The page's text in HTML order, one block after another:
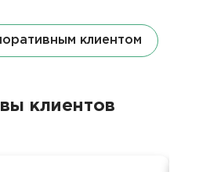
клиентом
клиентов